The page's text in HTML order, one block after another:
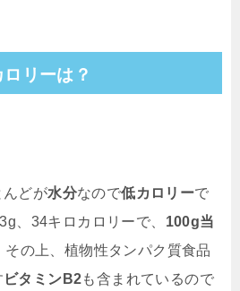
リーは？
んどが水分なので低カロリーで
、34キロカロリーで、 100g当
その上、植物性タンパク質食品
ビタミンB2も含まれているので